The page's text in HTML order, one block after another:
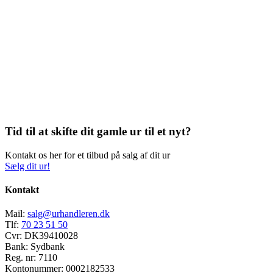
Tid til at skifte dit gamle ur til et nyt?
Kontakt os her for et tilbud på salg af dit ur
Sælg dit ur!
Kontakt
Mail: salg@urhandleren.dk
Tlf: 70 23 51 50
Cvr: DK39410028
Bank: Sydbank
Reg. nr: 7110
Kontonummer: 0002182533